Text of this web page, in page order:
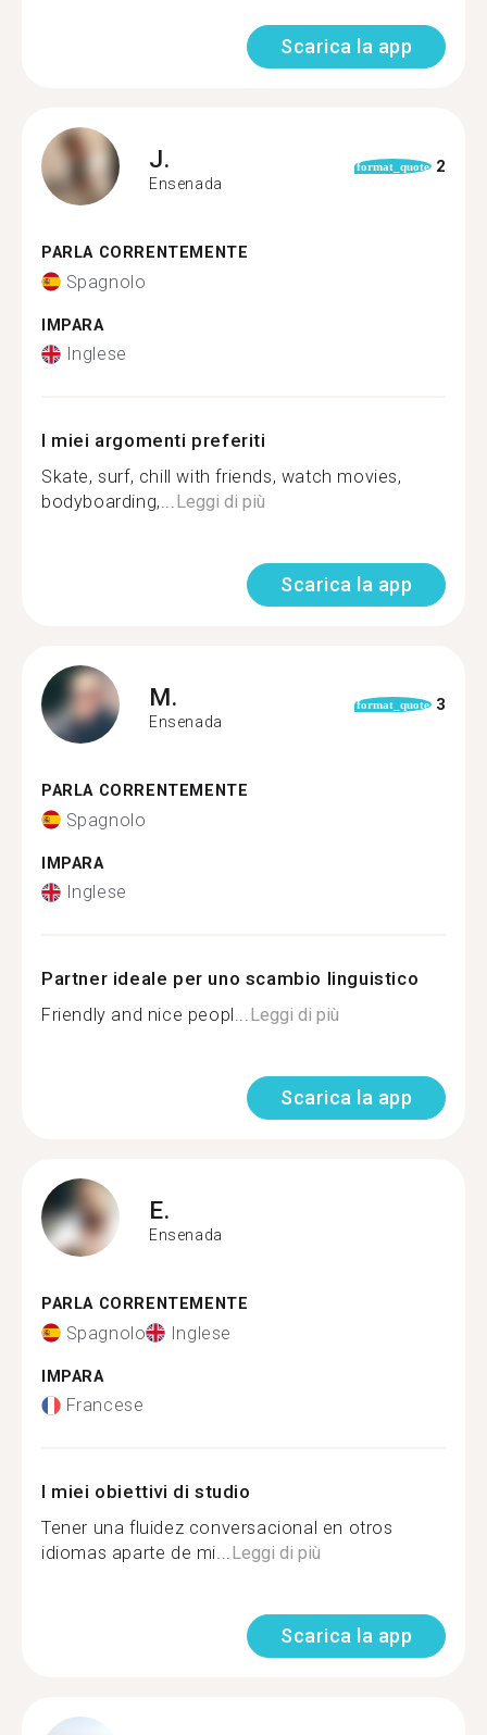
Scarica la app
J.
Ensenada
format_quote 2
PARLA CORRENTEMENTE
Spagnolo
IMPARA
Inglese
I miei argomenti preferiti
Skate, surf, chill with friends, watch movies,
bodyboarding,...Leggi di più
Scarica la app
M.
Ensenada
format_quote 3
PARLA CORRENTEMENTE
Spagnolo
IMPARA
Inglese
Partner ideale per uno scambio linguistico
Friendly and nice peopl...Leggi di più
Scarica la app
E.
Ensenada
PARLA CORRENTEMENTE
Spagnolo Inglese
IMPARA
Francese
I miei obiettivi di studio
Tener una fluidez conversacional en otros
idiomas aparte de mi...Leggi di più
Scarica la app